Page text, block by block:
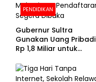
PENDIDIKAN
Gubernur Sultra
Gunakan Uang Pribadi
Rp 1,8 Miliar untuk
Pendaftaran Segera
Dibuka